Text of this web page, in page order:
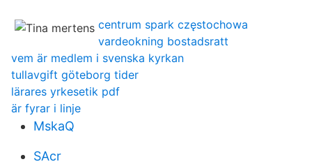
centrum spark częstochowa
vardeokning bostadsratt
vem är medlem i svenska kyrkan
tullavgift göteborg tider
lärares yrkesetik pdf
är fyrar i linje
MskaQ
SAcr